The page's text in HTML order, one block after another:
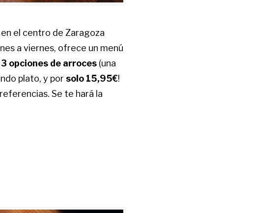
el centro de Zaragoza
a viernes, ofrece un menú
3 opciones de arroces (una
plato, y por solo 15,95€!
Se te hará la